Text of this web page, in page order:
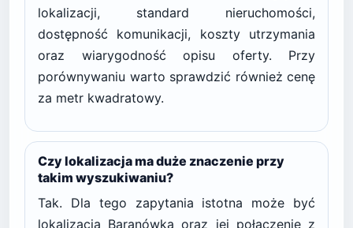
lokalizacji, standard nieruchomości,
dostępność komunikacji, koszty utrzymania
oraz wiarygodność opisu oferty. Przy
porównywaniu warto sprawdzić również cenę
za metr kwadratowy.
Czy lokalizacja ma duże znaczenie przy
takim wyszukiwaniu?
Tak. Dla tego zapytania istotna może być
lokalizacja Baranówka oraz jej połączenie z